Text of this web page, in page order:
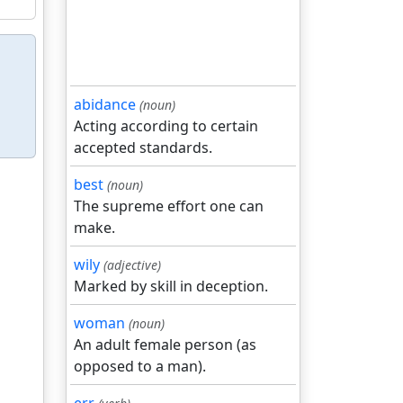
abidance (noun)
Acting according to certain
accepted standards.
best (noun)
The supreme effort one can
make.
wily (adjective)
Marked by skill in deception.
woman (noun)
An adult female person (as
opposed to a man).